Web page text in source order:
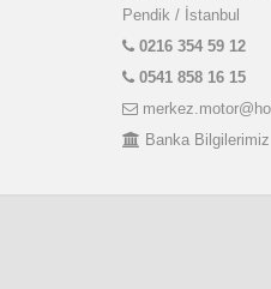
Polısport
Race One
Royal
Rubena
Salcano
Pendik / İstanbul
0216 354 59 12
0541 858 16 15
Banka Bilgilerimiz